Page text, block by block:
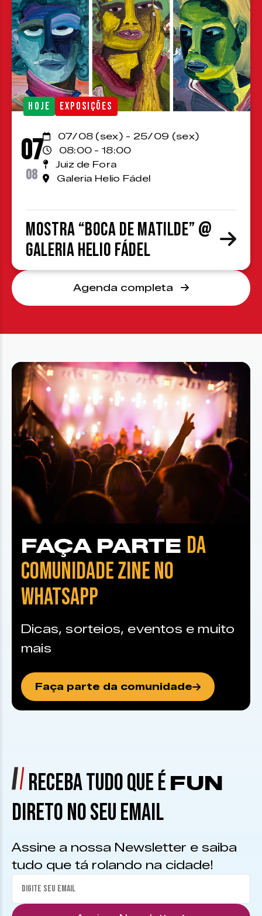
HOJE EXPOSIÇÕES
07
08
07/08 (sex) - 25/09 (sex)
08:00 - 18:00
Juiz de Fora
Galeria Helio Fádel
Mostra “Boca de Matilde” @
Galeria Helio Fádel
Agenda completa
FAÇA PARTE DA
COMUNIDADE ZINE NO
WHATSAPP
Dicas, sorteios, eventos e muito
mais
Faça parte da comunidade
RECEBA TUDO QUE É FUN
DIRETO NO SEU EMAIL
Assine a nossa Newsletter e saiba
tudo que tá rolando na cidade!